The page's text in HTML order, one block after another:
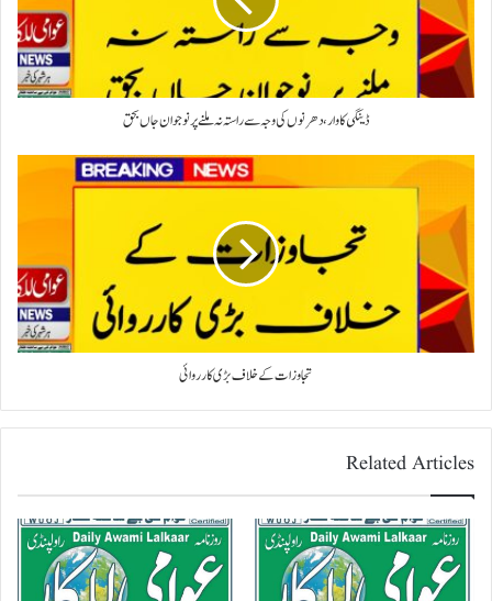
ڈینگی کا وار، دھرنوں کی وجہ سے راستہ نہ ملنے پر نوجوان جاں بحق
تجاوزات کے خلاف بڑی کارروائی
Related Articles